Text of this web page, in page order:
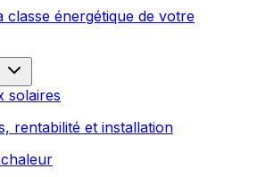
classe énergétique de votre
solaires
rentabilité et installation